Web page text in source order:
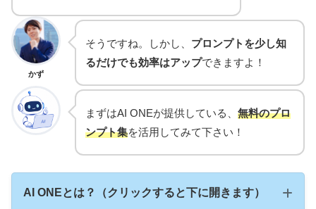
かず
そうですね。しかし、 プロンプトを少し知
るだけでも効率はアップできますよ！
まずはAI ONEが提供している、 無料のプロ
ンプト集を活用してみて下さい！
AI ONEとは？（クリックすると下に開きます）